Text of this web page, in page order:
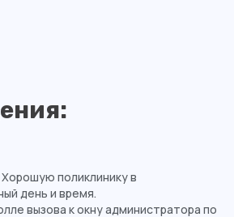
поликлинику в
день и время.
вызова к окну администратора по